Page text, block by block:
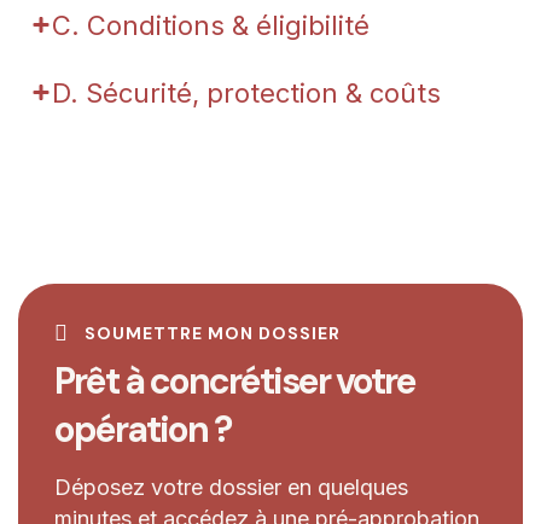
C. Conditions & éligibilité
D. Sécurité, protection & coûts
SOUMETTRE MON DOSSIER
Prêt à concrétiser votre
opération ?
Déposez votre dossier en quelques
minutes et accédez à une pré-approbation